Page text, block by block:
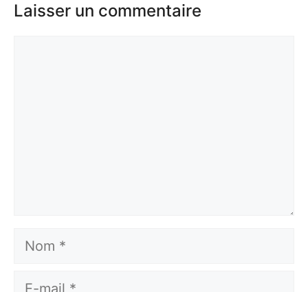
Laisser un commentaire
Nom
E-